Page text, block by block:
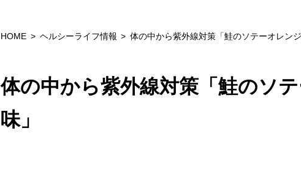
HOME ヘルシーライフ情報 体の中から紫外線対策「鮭のソテーオレンジ
体の中から紫外線対策「鮭のソ
味」